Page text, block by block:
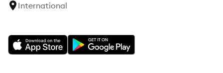
International